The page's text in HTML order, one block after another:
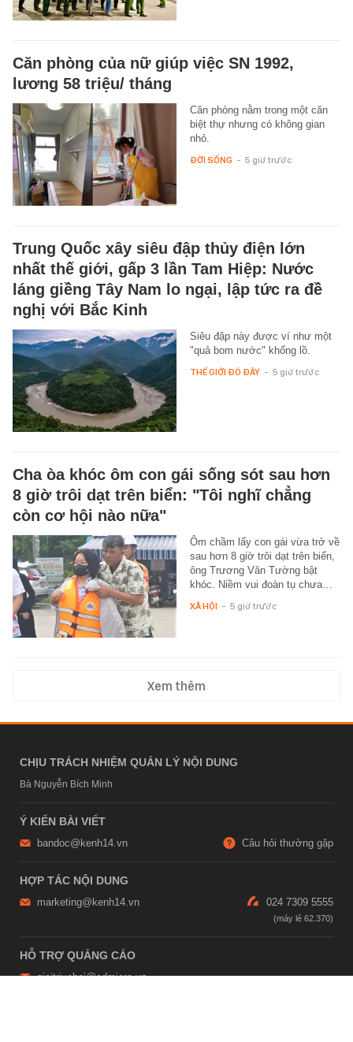
Căn phòng của nữ giúp việc SN 1992,
lương 58 triệu/ tháng
Căn phòng nằm trong một căn
biệt thự nhưng có không gian
nhỏ.
ĐỜI SỐNG - 5 giờ trước
Trung Quốc xây siêu đập thủy điện lớn
nhất thế giới, gấp 3 lần Tam Hiệp: Nước
láng giềng Tây Nam lo ngại, lập tức ra đề
nghị với Bắc Kinh
Siêu đập này được ví như một
"quả bom nước" khổng lồ.
THẾ GIỚI ĐÓ ĐÂY - 5 giờ trước
Cha òa khóc ôm con gái sống sót sau hơn
8 giờ trôi dạt trên biển: "Tôi nghĩ chẳng
còn cơ hội nào nữa"
Ôm chầm lấy con gái vừa trở về
sau hơn 8 giờ trôi dạt trên biển,
ông Trương Văn Tường bật
khóc. Niềm vui đoàn tụ chưa…
XÃ HỘI - 5 giờ trước
Xem thêm
CHỊU TRÁCH NHIỆM QUẢN LÝ NỘI DUNG
Bà Nguyễn Bích Minh
Ý KIẾN BÀI VIẾT
bandoc@kenh14.vn Câu hỏi thường gặp
HỢP TÁC NỘI DUNG
marketing@kenh14.vn 024 7309 5555
HỖ TRỢ QUẢNG CÁO
giaitrixahoi@admicro.vn